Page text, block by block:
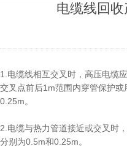
电缆线回
1.电缆线相互交叉时，高压电缆
交叉点前后1m范围内穿管保护
0.25m。
2.电缆与热力管道接近或交叉时
分别为0.5m和0.25m。